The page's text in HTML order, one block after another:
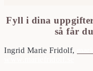
Fyll i dina
så får
Ingrid Marie Fridolf,